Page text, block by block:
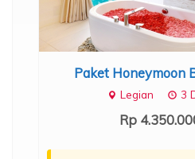
Paket Honeymoon
Legian 3
Rp